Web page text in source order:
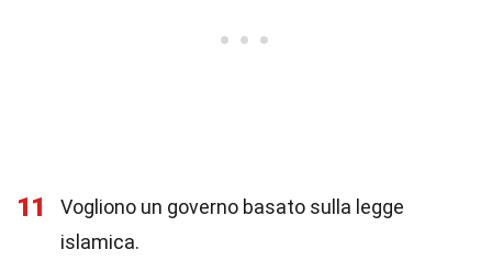
11
Vogliono un governo basato sulla legge
islamica.